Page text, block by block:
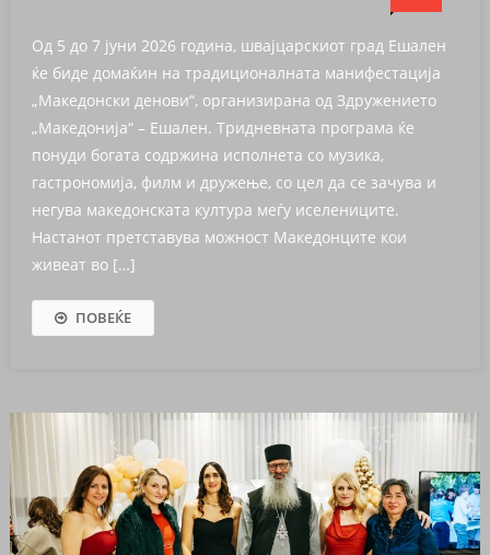
Од 5 до 7 јуни 2026 година, швајцарскиот град Ешален
ќе биде домаќин на традиционалната манифестација
„Македонски денови“, организирана од Здружението
„Македонија“ – Ешален. Тридневната програма ќе
понуди богата содржина исполнета со музика,
гастрономија, филм и дружење, со цел да се зачува и
негува македонската култура меѓу иселениците.
Настанот претставува можност Македонците кои
живеат во […]
ПОВЕЌЕ